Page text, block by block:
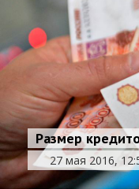
Размер
27 мая 2016,